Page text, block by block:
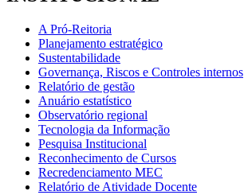
A Pró-Reitoria
Planejamento estratégico
Sustentabilidade
Governança, Riscos e Controles internos
Relatório de gestão
Anuário estatístico
Observatório regional
Tecnologia da Informação
Pesquisa Institucional
Reconhecimento de Cursos
Recredenciamento MEC
Relatório de Atividade Docente